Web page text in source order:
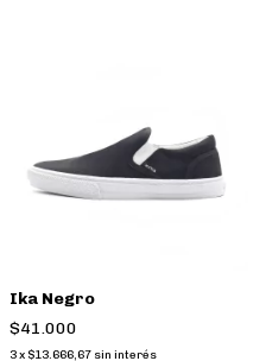
Ika Negro
$41.000
3 x $13.666,67 sin interés